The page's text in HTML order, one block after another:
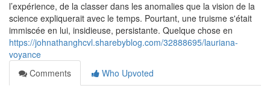
l’expérience, de la classer dans les anomalies que la vision de la
science expliquerait avec le temps. Pourtant, une truisme s'était
immiscée en lui, insidieuse, persistante. Quelque chose en
https://johnathanghcvl.sharebyblog.com/32888695/lauriana-
voyance
Comments
Who Upvoted